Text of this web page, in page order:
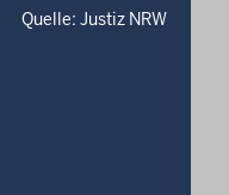
Quelle: Justiz NRW